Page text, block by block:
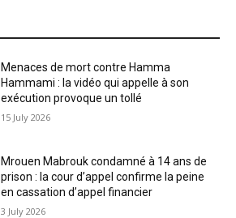
Menaces de mort contre Hamma
Hammami : la vidéo qui appelle à son
exécution provoque un tollé
15 July 2026
Mrouen Mabrouk condamné à 14 ans de
prison : la cour d’appel confirme la peine
en cassation d’appel financier
3 July 2026